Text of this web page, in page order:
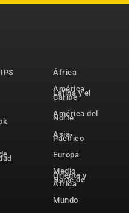
África
América
Latina y el
Caribe
América del
Norte
Asia-
Pacífico
Europa
Medio
Oriente y
Norte de
África
Mundo